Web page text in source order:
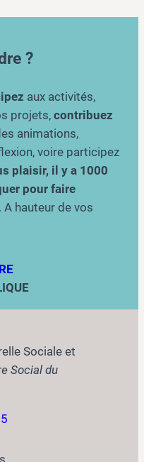
?
aux activités,
projets,contribuez
animations,
voire participez
plaisir, il y a 1000
pour faire
A hauteur de vos
Sociale et
Social du